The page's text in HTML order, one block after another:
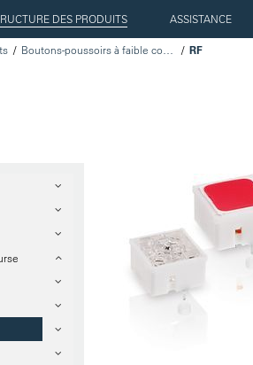
DES PRODUITS ASSISTANCE
RF